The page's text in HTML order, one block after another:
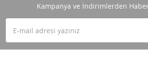
Kampanya ve İndirimlerden